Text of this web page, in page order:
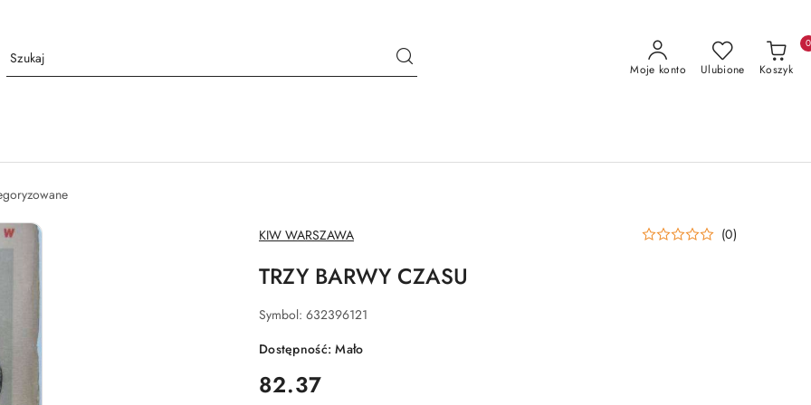
Moje konto Ulubione Koszyk
0
NAZWA
PRODUCENTA:
KIW WARSZAWA (0)
TRZY BARWY CZASU
Symbol: 632396121
Dostępność:Mało
cena:
82.37